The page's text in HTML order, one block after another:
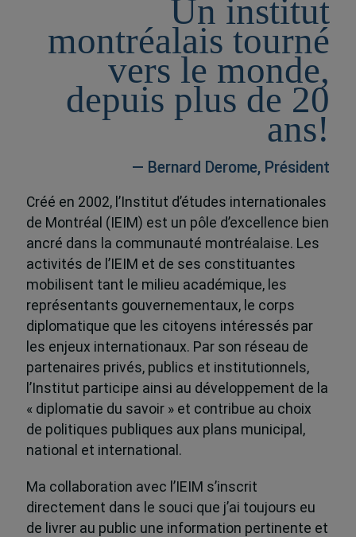
Un institut
montréalais tourné
vers le monde,
depuis plus de 20
ans!
— Bernard Derome, Président
Créé en 2002, l’Institut d’études internationales
de Montréal (IEIM) est un pôle d’excellence bien
ancré dans la communauté montréalaise. Les
activités de l’IEIM et de ses constituantes
mobilisent tant le milieu académique, les
représentants gouvernementaux, le corps
diplomatique que les citoyens intéressés par
les enjeux internationaux. Par son réseau de
partenaires privés, publics et institutionnels,
l’Institut participe ainsi au développement de la
« diplomatie du savoir » et contribue au choix
de politiques publiques aux plans municipal,
national et international.
Ma collaboration avec l’IEIM s’inscrit
directement dans le souci que j’ai toujours eu
de livrer au public une information pertinente et